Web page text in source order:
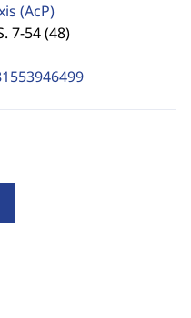
(AcP)
7-54 (48)